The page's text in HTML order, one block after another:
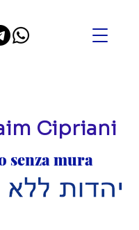
Cipriani
senza mura